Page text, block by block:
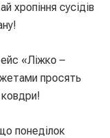
хропіння сусідів
«Ліжко –
просять
понеділок